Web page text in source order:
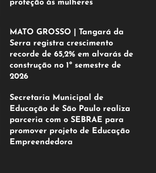
proteção às mulheres
de
agosto
de
2026
MATO GROSSO | Tangará da
Serra registra crescimento
recorde de 65,2% em alvarás de
construção no 1º semestre de
2026
de
agosto
de
2026
Secretaria Municipal de
Educação de São Paulo realiza
parceria com o SEBRAE para
promover projeto de Educação
Empreendedora